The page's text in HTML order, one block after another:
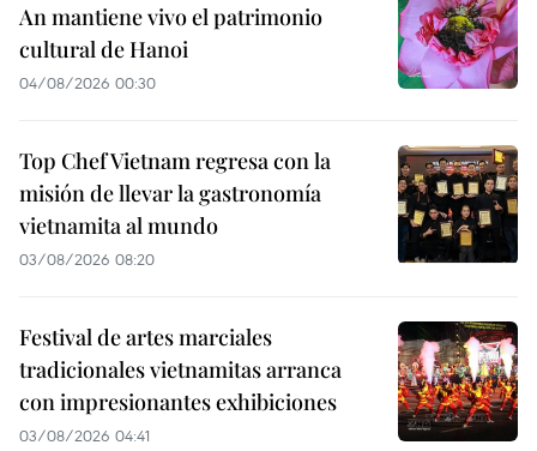
An mantiene vivo el patrimonio
cultural de Hanoi
04/08/2026 00:30
Top Chef Vietnam regresa con la
misión de llevar la gastronomía
vietnamita al mundo
03/08/2026 08:20
Festival de artes marciales
tradicionales vietnamitas arranca
con impresionantes exhibiciones
03/08/2026 04:41